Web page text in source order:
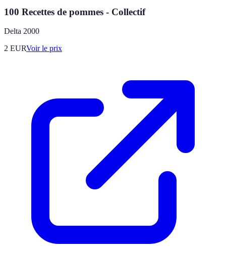
100 Recettes de pommes - Collectif
Delta 2000
2 EURVoir le prix